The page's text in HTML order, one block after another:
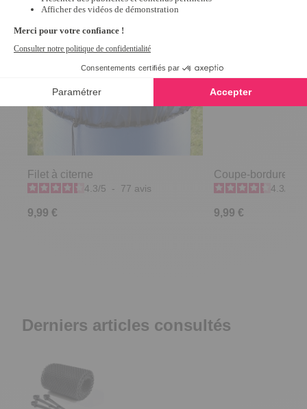
Filet à citerne
4.3/5 - 77 avis
9,99 €
Coupe-bordures
4.3
9,99 €
Derniers articles consultés